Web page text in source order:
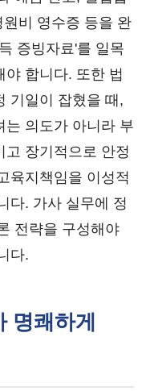
비 영수증 등을 완
증빙자료'를 일목
합니다. 또한 법
기일이 잡혔을 때,
는 의도가 아니라 부
고 장기적으로 안정
육지책임을 이성적
다. 가사 실무에 정
전략을 구성해야
다.
명쾌하게